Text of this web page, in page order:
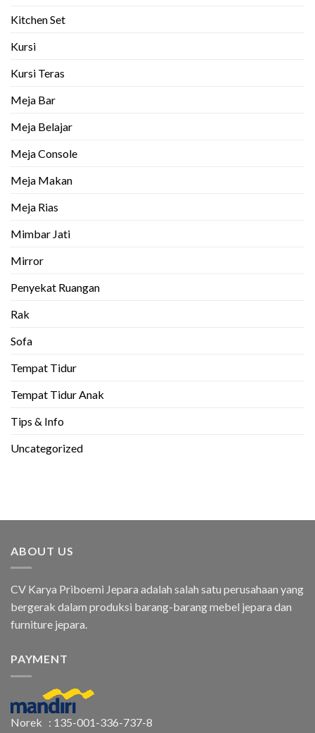
Kitchen Set
Kursi
Kursi Teras
Meja Bar
Meja Belajar
Meja Console
Meja Makan
Meja Rias
Mimbar Jati
Mirror
Penyekat Ruangan
Rak
Sofa
Tempat Tidur
Tempat Tidur Anak
Tips & Info
Uncategorized
ABOUT US
CV Karya Priboemi Jepara adalah salah satu perusahaan yang
bergerak dalam produksi barang-barang mebel jepara dan
furniture jepara.
PAYMENT
Norek : 135-001-336-737-8